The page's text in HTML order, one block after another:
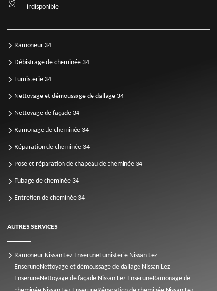
indisponible
Ramoneur 34
Débistrage de cheminée 34
Fumisterie 34
Nettoyage et démoussage de dallage 34
Nettoyage de façade 34
Ramonage de cheminée 34
Réparation de cheminée 34
Pose et réparation de chapeau de cheminée 34
Tubage de cheminée 34
Entretien de cheminée 34
AUTRES SERVICES
Ramoneur Nissan Lez EnseruneFumisterie Nissan Lez
EnseruneNettoyage et démoussage de dallage Nissan Lez
EnseruneNettoyage de façade Nissan Lez EnseruneRamonage de